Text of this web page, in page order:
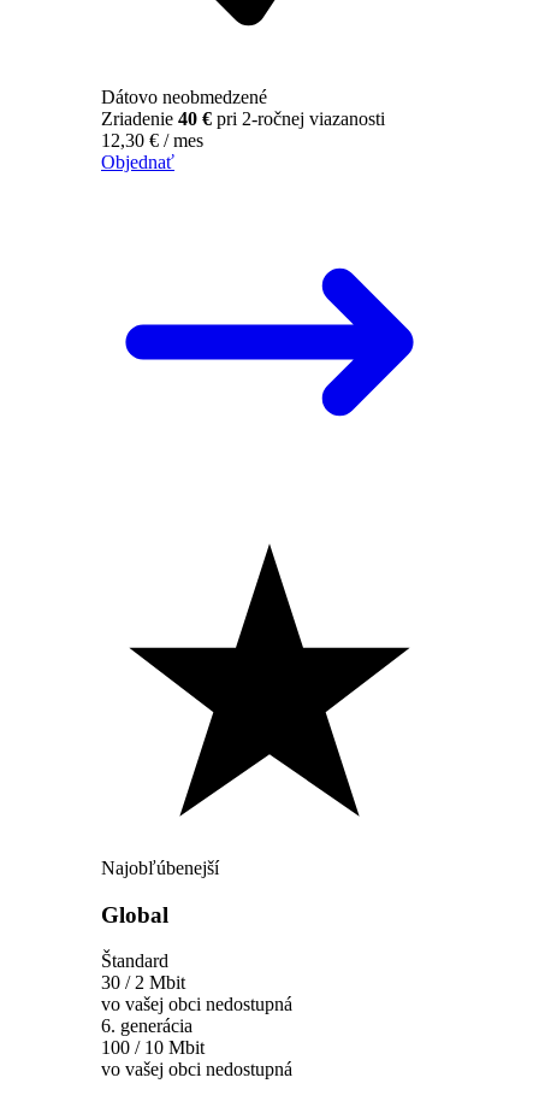
Dátovo neobmedzené
Zriadenie 40 € pri 2-ročnej viazanosti
12,30 € / mes
Objednať
Najobľúbenejší
Global
Štandard
30 / 2 Mbit
vo vašej obci nedostupná
6. generácia
100 / 10 Mbit
vo vašej obci nedostupná